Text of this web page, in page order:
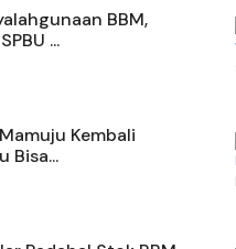
BBM,
...
Kembali
Bisa...